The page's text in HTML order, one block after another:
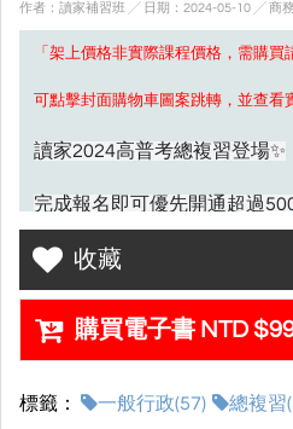
作者：讀家補習班 ╱ 日期：2024-05-10 ╱ 商
「架上價格非實際課程價格，需購買
可點擊封面購物車圖案跳轉，並查看
讀家2024高普考總複習登場✨
完成報名即可優先開通超過
即刻刷題練習，距離上榜就更
✩課程產品介紹✩
•適用考試： 2024年高普考一
收藏
購買電子書 NTD
標籤： 一般行政(57) 總複習